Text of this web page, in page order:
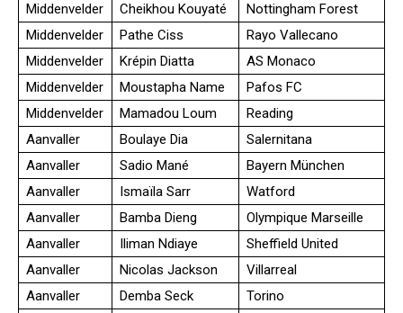
Middenvelder
Cheikhou Kouyaté
Nottingham Forest
Middenvelder
Pathe Ciss
Rayo Vallecano
Middenvelder
Krépin Diatta
AS Monaco
Middenvelder
Moustapha Name
Pafos FC
Middenvelder
Mamadou Loum
Reading
Aanvaller
Boulaye Dia
Salernitana
Aanvaller
Sadio Mané
Bayern München
Aanvaller
Ismaïla Sarr
Watford
Aanvaller
Bamba Dieng
Olympique Marseille
Aanvaller
Iliman Ndiaye
Sheffield United
Aanvaller
Nicolas Jackson
Villarreal
Aanvaller
Demba Seck
Torino